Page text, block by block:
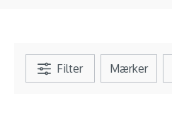
Filter Mærker